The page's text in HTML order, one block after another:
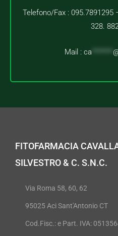
Telefono/Fax :
328.
Mail : ca
FITOFARMACIA
SILVESTRO & C. S.N.C.
Via Roma 58, 60, 62
95025 Aci Sant'Antonio CT
Cod.Fisc.: e Part. IVA: